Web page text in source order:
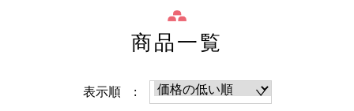
商品一覧
表示順 :